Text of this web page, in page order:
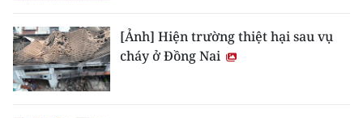
[Ảnh] Hiện trường thiệt hại sau vụ
cháy ở Đồng Nai